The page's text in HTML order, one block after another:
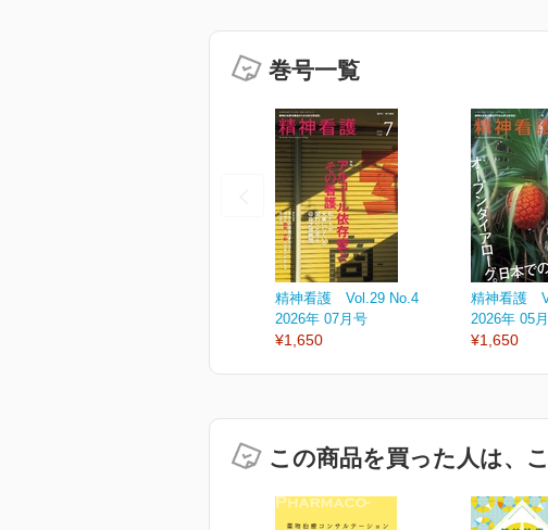
巻号一覧
精神看護 Vol.29 No.4
2026年 07月号
¥1,650
精神看護
2026年 05
¥1,650
この商品を買った人は、